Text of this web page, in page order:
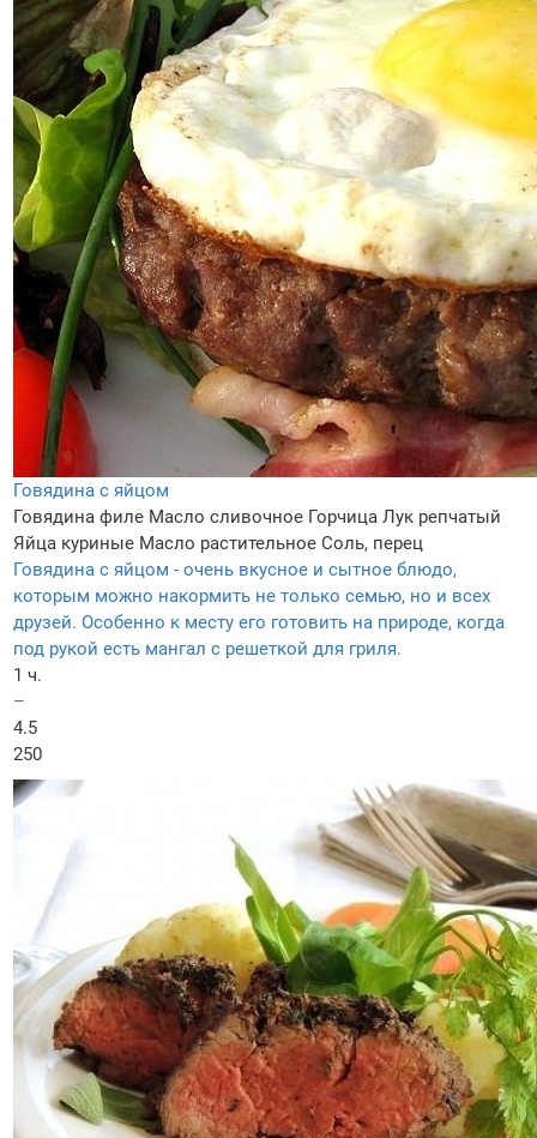
Говядина с яйцом
Говядина филе Масло сливочное Горчица Лук репчатый
Яйца куриные Масло растительное Соль, перец
Говядина с яйцом - очень вкусное и сытное блюдо,
которым можно накормить не только семью, но и всех
друзей. Особенно к месту его готовить на природе, когда
под рукой есть мангал с решеткой для гриля.
1 ч.
–
4.5
250